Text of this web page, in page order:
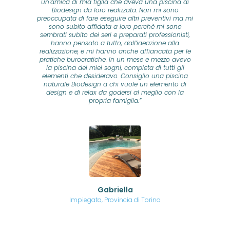
Biodesign da loro realizzata. Non mi sono
preoccupata di fare eseguire altri preventivi ma mi
sono subito affidata a loro perchè mi sono
sembrati subito dei seri e preparati professionisti,
hanno pensato a tutto, dall’ideazione alla
realizzazione, e mi hanno anche affiancata per le
pratiche burocratiche. In un mese e mezzo avevo
la piscina dei miei sogni, completa di tutti gli
elementi che desideravo. Consiglio una piscina
naturale Biodesign a chi vuole un elemento di
design e di relax da godersi al meglio con la
propria famiglia.”
Gabriella
Impiegata, Provincia di Torino